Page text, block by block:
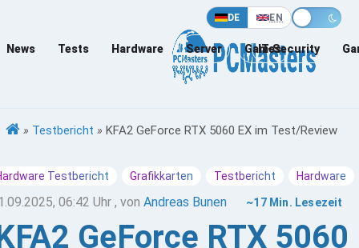
DE EN
News Tests Hardware Server Games
IT-Security
» Testbericht » KFA2 GeForce RTX 5060 EX im Test/Review
Testbericht Grafikkarten Testbericht Hardware
06:42 Uhr , vonAndreas Bunen ~17 Min. Lesezeit
GeForce RTX 5060